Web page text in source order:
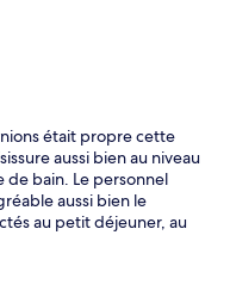
était propre cette
aussi bien au niveau
de bain. Le personnel
aussi bien le
au petit déjeuner, au